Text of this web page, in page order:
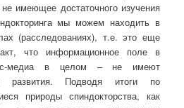
имеющее достаточного изучения
мы можем находить в
(расследованиях), т.е. это еще
что информационное поле в
медиа в целом – не имеют
развития. Подводя итоги по
природы спиндокторства, как